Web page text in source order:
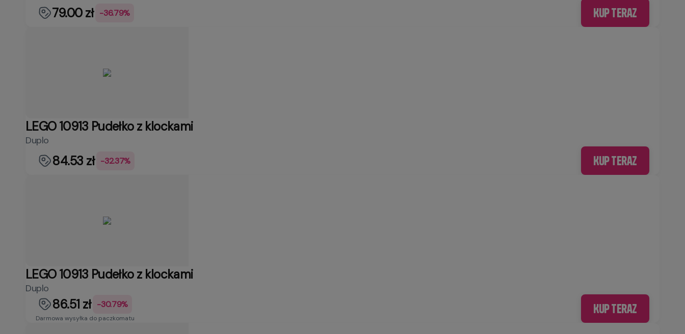
79.00 zł -36.79% Kup teraz
LEGO 10913 Pudełko z klockami
Duplo
84.53 zł -32.37% Kup teraz
LEGO 10913 Pudełko z klockami
Duplo
86.51 zł -30.79%
Darmowa wysyłka do paczkomatu
Kup teraz